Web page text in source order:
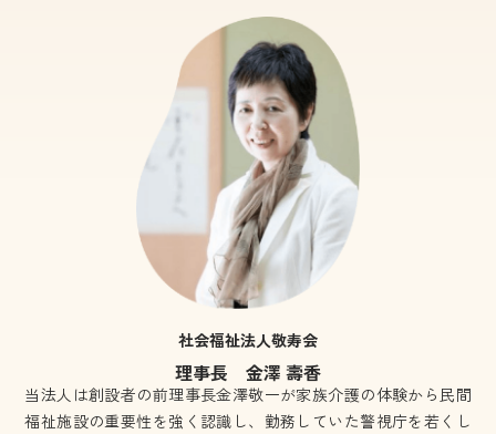
社会福祉法人敬寿会
理事長 金澤 壽香
当法人は創設者の前理事長金澤敬一が家族介護の体験から民間
福祉施設の重要性を強く認識し、勤務していた警視庁を若くし